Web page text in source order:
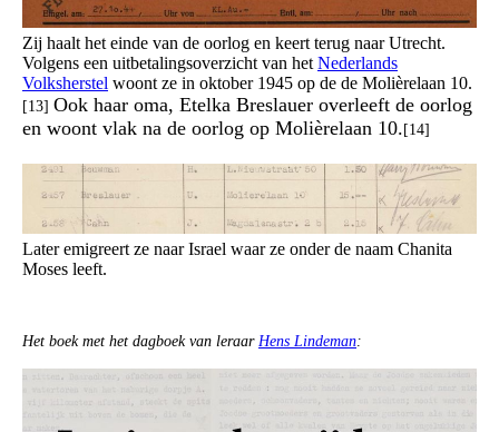
Zij haalt het einde van de oorlog en keert terug naar Utrecht.
Volgens een uitbetalingsoverzicht van het Nederlands
Volksherstel woont ze in oktober 1945 op de de Molièrelaan 10.
[13] Ook haar oma, Etelka Breslauer overleeft de oorlog
en woont vlak na de oorlog op Molièrelaan 10.[14]
Later emigreert ze naar Israel waar ze onder de naam Chanita
Moses leeft.
Het boek met het dagboek van leraar Hens Lindeman: